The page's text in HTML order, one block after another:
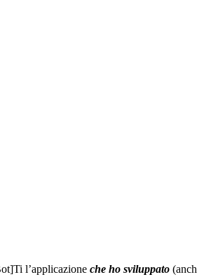
l’applicazione che ho sviluppato